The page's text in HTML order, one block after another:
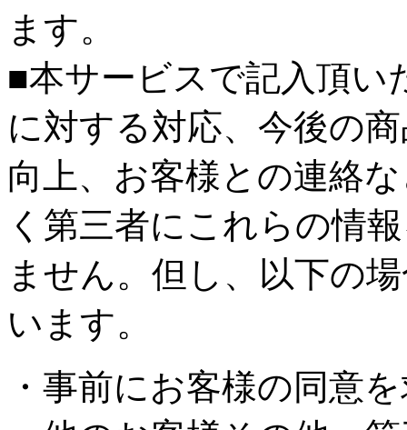
ます。
■本サービスで記入頂い
に対する対応、今後の
向上、お客様との連絡
く第三者にこれらの情
ません。但し、以下の
います。
・事前にお客様の同意